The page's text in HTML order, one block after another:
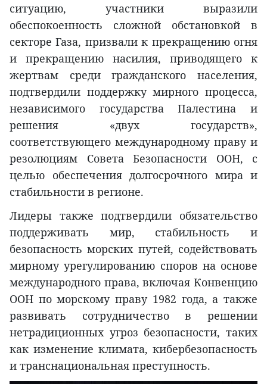
ситуацию, участники выразили
обеспокоенность сложной обстановкой в
секторе Газа, призвали к прекращению огня
и прекращению насилия, приводящего к
жертвам среди гражданского населения,
подтвердили поддержку мирного процесса,
независимого государства Палестина и
решения «двух государств»,
соответствующего международному праву и
резолюциям Совета Безопасности ООН, с
целью обеспечения долгосрочного мира и
стабильности в регионе.
Лидеры также подтвердили обязательство
поддерживать мир, стабильность и
безопасность морских путей, содействовать
мирному урегулированию споров на основе
международного права, включая Конвенцию
ООН по морскому праву 1982 года, а также
развивать сотрудничество в решении
нетрадиционных угроз безопасности, таких
как изменение климата, кибербезопасность
и транснациональная преступность.